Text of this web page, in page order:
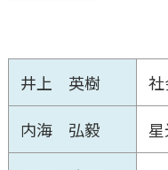
井上 英樹
内海 弘毅